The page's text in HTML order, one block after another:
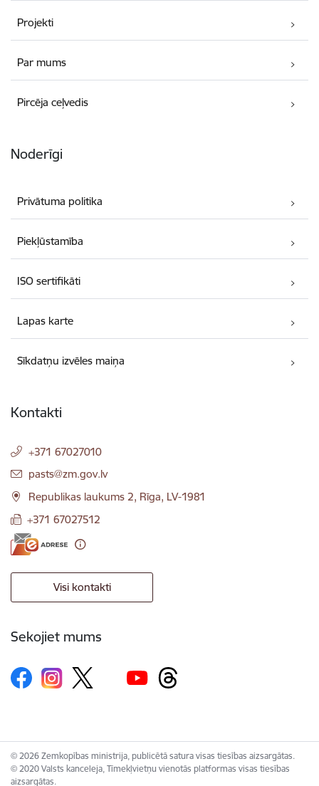
Projekti
Par mums
Pircēja ceļvedis
Noderīgi
Privātuma politika
Piekļūstamība
ISO sertifikāti
Lapas karte
Sīkdatņu izvēles maiņa
Kontakti
+371 67027010
E-pasts:
pasts@zm.gov.lv
Republikas laukums 2, Rīga, LV-1981
+371 67027512
Visi kontakti
Sekojiet mums
© 2026 Zemkopības ministrija, publicētā satura visas tiesības aizsargātas.
© 2020 Valsts kanceleja, Tīmekļvietņu vienotās platformas visas tiesības
aizsargātas.